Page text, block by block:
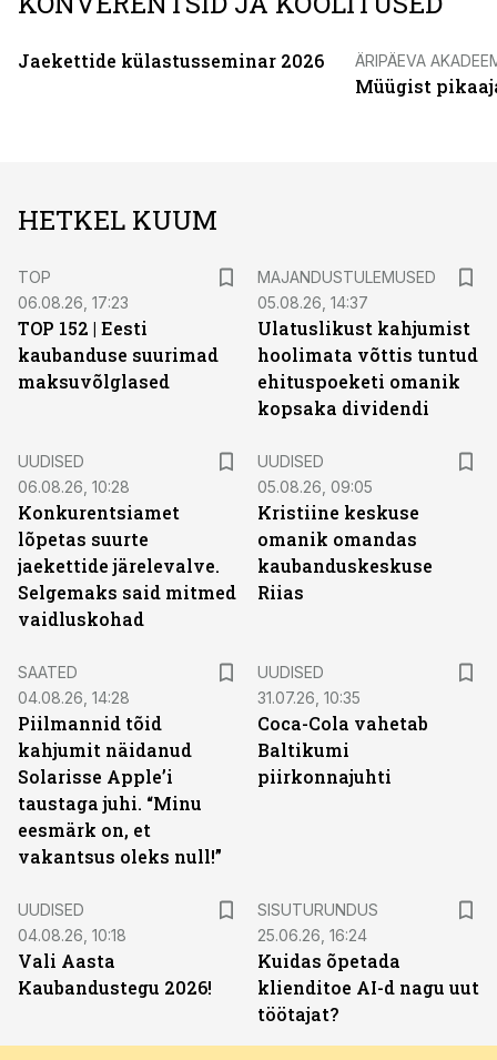
Jaekettide külastusseminar 2026 ÄRIPÄEVA
Müügist
HETKEL KUUM
TOP
06.08.26, 17:23
TOP 152 | Eesti
kaubanduse suurimad
maksuvõlglased
MAJANDUSTULEMUSED
05.08.26, 14:37
Ulatuslikust kahjumist
hoolimata võttis tuntud
ehituspoeketi omanik
kopsaka dividendi
UUDISED
06.08.26, 10:28
Konkurentsiamet
lõpetas suurte
jaekettide järelevalve.
Selgemaks said mitmed
vaidluskohad
UUDISED
05.08.26, 09:05
Kristiine keskuse
omanik omandas
kaubanduskeskuse
Riias
SAATED
04.08.26, 14:28
Piilmannid tõid
kahjumit näidanud
Solarisse Apple’i
taustaga juhi. “Minu
eesmärk on, et
vakantsus oleks null!”
UUDISED
31.07.26, 10:35
Coca-Cola vahetab
Baltikumi
piirkonnajuhti
UUDISED
04.08.26, 10:18
Vali Aasta
Kaubandustegu 2026!
SISUTURUNDUS
25.06.26, 16:24
Kuidas õpetada
klienditoe AI-d nagu uut
töötajat?